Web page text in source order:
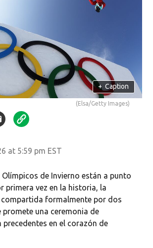
+ Caption
(Elsa/Getty Images)
at 5:59 pm EST
Olímpicos de Invierno están a punto
primera vez en la historia, la
formalmente por dos
promete una ceremonia de
precedentes en el corazón de